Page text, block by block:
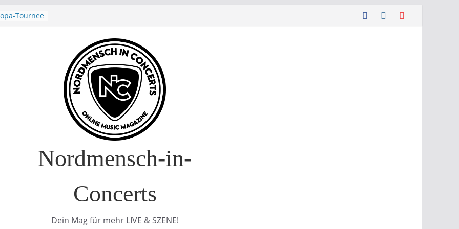
Tournee
Nordmensch-in-
Concerts
Dein Mag für mehr LIVE & SZENE!